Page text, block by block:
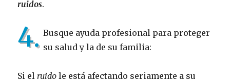
ruidos.
4. Busque ayuda profesional para proteger
su salud y la de su familia:
Si el ruido le está afectando seriamente a su